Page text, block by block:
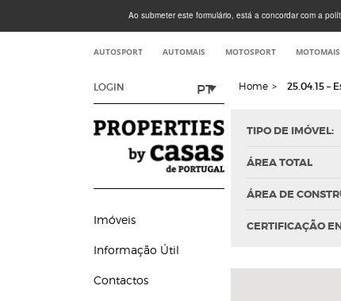
Ao submeter este formulário, está a concordar com a
AUTOSPORT AUTOMAIS MOTOSPORT MOTOMAIS
LOGIN PT
Imóveis
Informação Útil
Contactos
Home > 25.04.15 –
TIPO DE IMÓVEL:
ÁREA TOTAL
ÁREA DE
CERTIFICAÇÃO